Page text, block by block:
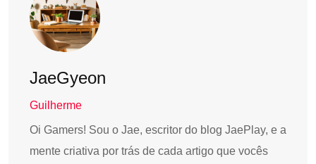
JaeGyeon
Guilherme
Oi Gamers! Sou o Jae, escritor do blog JaePlay, e a
mente criativa por trás de cada artigo que vocês